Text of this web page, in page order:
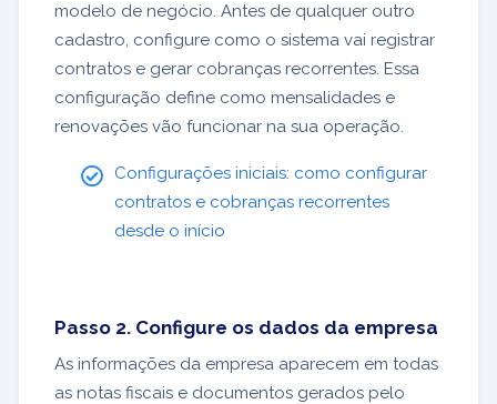
modelo de negócio. Antes de qualquer outro
cadastro, configure como o sistema vai registrar
contratos e gerar cobranças recorrentes. Essa
configuração define como mensalidades e
renovações vão funcionar na sua operação.
Configurações iniciais: como configurar
contratos e cobranças recorrentes
desde o início
Passo 2. Configure os dados da empresa
As informações da empresa aparecem em todas
as notas fiscais e documentos gerados pelo